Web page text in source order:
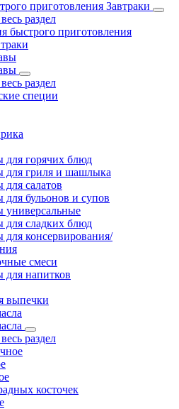
приготовления Завтраки
раздел
быстрого приготовления
раздел
специи
для горячих блюд
для гриля и шашлыка
салатов
бульонов и супов
универсальные
для сладких блюд
консервирования/
смеси
напитков
выпечки
раздел
косточек